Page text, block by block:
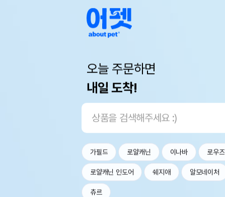
오늘 주문하면
내일 도착!
가필드 로얄캐닌 이나바 로우즈
로얄캐닌 인도어 쉐지애 알모네이처
츄르